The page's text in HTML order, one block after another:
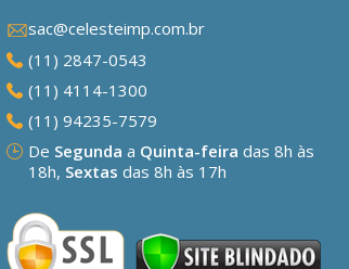
sac@celesteimp.com.br
(11) 2847-0543
(11) 4114-1300
(11) 94235-7579
De Segunda a Quinta-feira das 8h às
18h, Sextas das 8h às 17h
Atendimento 1
(11) 4114-1300